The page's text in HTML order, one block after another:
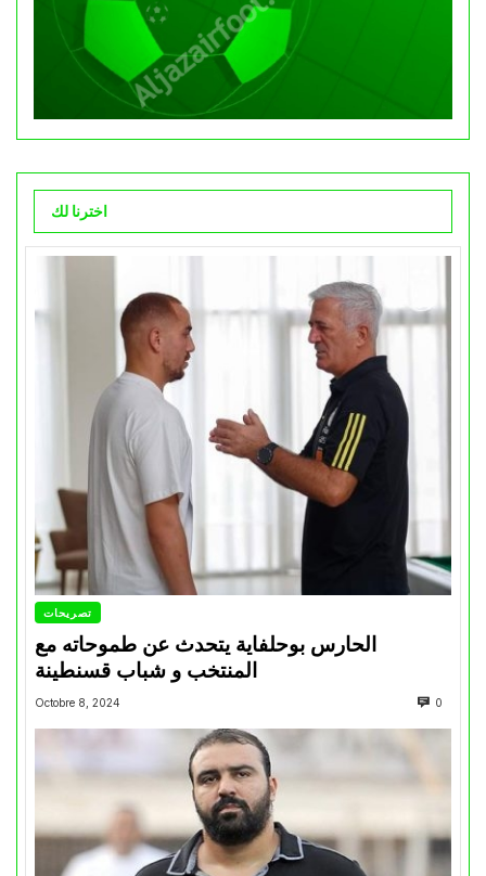
اخترنا لك
تصريحات
الحارس بوحلفاية يتحدث عن طموحاته مع
المنتخب و شباب قسنطينة
Octobre 8, 2024 0